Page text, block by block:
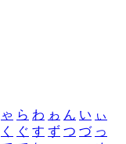
ゃ ら わ ゎ ん い ぃ
く ぐ す ず つ づ っ